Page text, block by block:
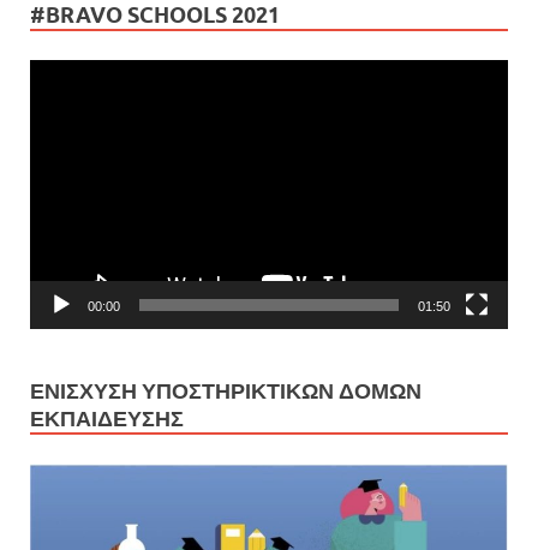
#BRAVO SCHOOLS 2021
00:00 01:50
ΕΝΊΣΧΥΣΗ ΥΠΟΣΤΗΡΙΚΤΙΚΏΝ ΔΟΜΏΝ
ΕΚΠΑΊΔΕΥΣΗΣ